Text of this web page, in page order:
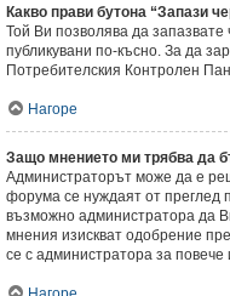
Какво прави бутона “Запази
Той Ви позволява да
публикувани по-късно. За да
Потребителския Контролен
Нагоре
Защо мнението ми трябва да
Администраторът може да е
форума се нуждаят от преглед
възможно администратора да
мнения изискват одобрение
се с администратора за